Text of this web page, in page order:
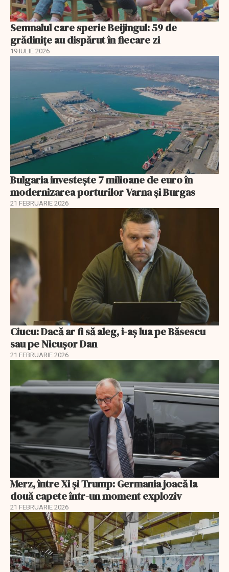
Semnalul care sperie Beijingul: 59 de
grădinițe au dispărut în fiecare zi
19 IULIE 2026
Bulgaria investește 7 milioane de euro în
modernizarea porturilor Varna și Burgas
21 FEBRUARIE 2026
Ciucu: Dacă ar fi să aleg, i-aș lua pe Băsescu
sau pe Nicușor Dan
21 FEBRUARIE 2026
Merz, între Xi și Trump: Germania joacă la
două capete într-un moment exploziv
21 FEBRUARIE 2026